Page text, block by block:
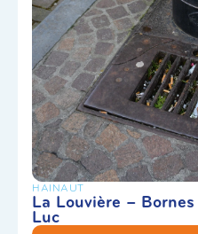
HAINAUT
La Louvière –
Luc